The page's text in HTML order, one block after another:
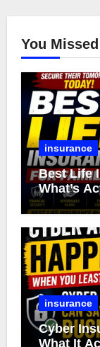
You Missed
insurance
Best Life
What’s
insurance
Cyber
What It